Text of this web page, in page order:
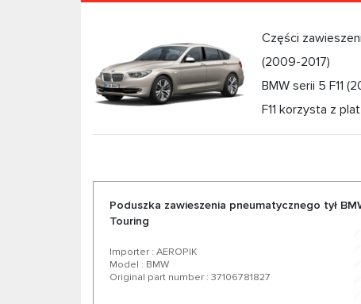
Części
(2009-2017)
BMW serii 5 F11
F11 korzysta z
dystrybutor części zawieszenia
konkurencyjnych cenach oraz z możliwością
od zaufanych producentów niemieckich i
produktów do Twojego samochodu.
Poduszka zawieszenia pneumatycznego tył
Touring
Importer : AEROPIK
Model : BMW
Original part number : 37106781827